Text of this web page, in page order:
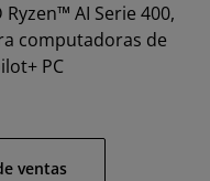
AI Serie 400,
computadoras de
PC
ventas